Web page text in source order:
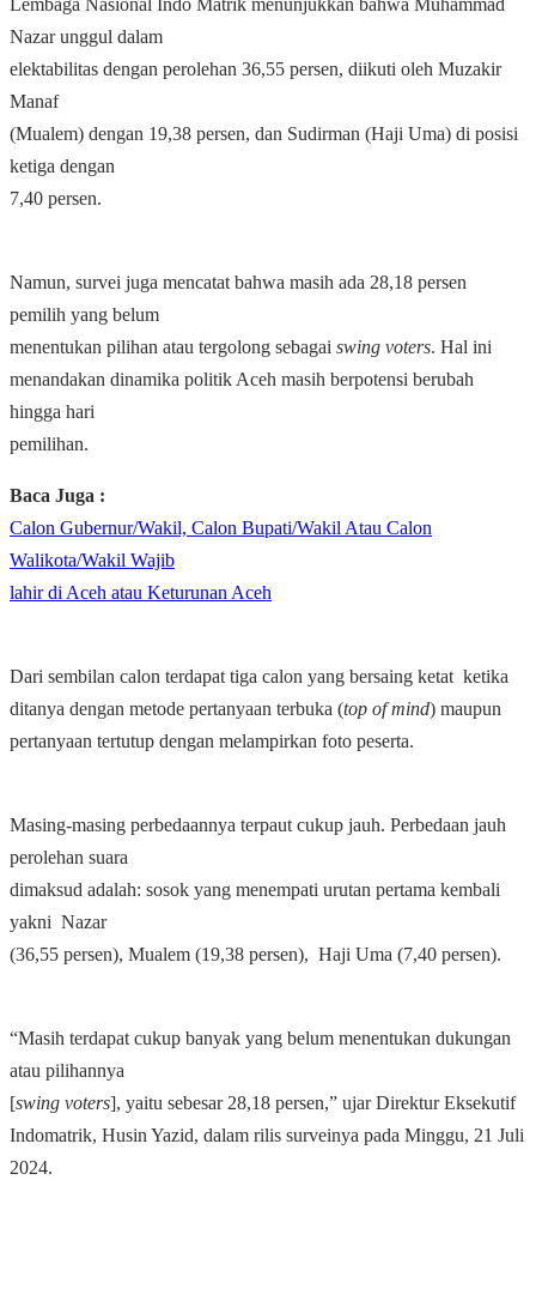
Lembaga Nasional Indo Matrik menunjukkan bahwa Muhammad
Nazar unggul dalam
elektabilitas dengan perolehan 36,55 persen, diikuti oleh Muzakir
Manaf
(Mualem) dengan 19,38 persen, dan Sudirman (Haji Uma) di posisi
ketiga dengan
7,40 persen.
Namun, survei juga mencatat bahwa masih ada 28,18 persen
pemilih yang belum
menentukan pilihan atau tergolong sebagai swing voters. Hal ini
menandakan dinamika politik Aceh masih berpotensi berubah
hingga hari
pemilihan.
Baca Juga :
Calon Gubernur/Wakil, Calon Bupati/Wakil Atau Calon
Walikota/Wakil Wajib
lahir di Aceh atau Keturunan Aceh
Dari sembilan calon terdapat tiga calon yang bersaing ketat ketika
ditanya dengan metode pertanyaan terbuka (top of mind) maupun
pertanyaan tertutup dengan melampirkan foto peserta.
Masing-masing perbedaannya terpaut cukup jauh. Perbedaan jauh
perolehan suara
dimaksud adalah: sosok yang menempati urutan pertama kembali
yakni Nazar
(36,55 persen), Mualem (19,38 persen), Haji Uma (7,40 persen).
“Masih terdapat cukup banyak yang belum menentukan dukungan
atau pilihannya
[swing voters], yaitu sebesar 28,18 persen,” ujar Direktur Eksekutif
Indomatrik, Husin Yazid, dalam rilis surveinya pada Minggu, 21 Juli
2024.